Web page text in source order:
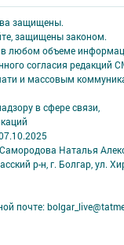
защищены.
защищены законом.
в любом объеме
согласия редакций
и массовым
в сфере связи,
Наталья
р-н, г. Болгар, ул.
почте: